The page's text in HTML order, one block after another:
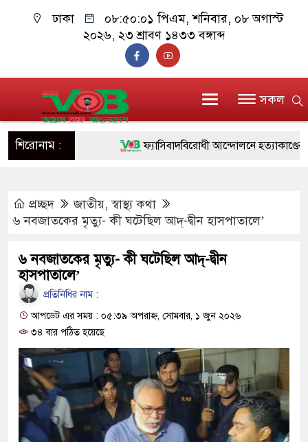
ঢাকা ০৮:৫০:০২ পিএম, শনিবার, ০৮ অগাস্ট
২০২৬, ২৩ শ্রাবণ ১৪৩৩ বঙ্গাব্দ
সকল
শিরোনাম : ফ্যাসিবাদবিরোধী আন্দোলনে হত্যাকাণ্ডের
মাননীয় প্রধানমন্ত্রী, মন্ত্রীবর্গ ও সরকারের
সিল-স্বাক্ষর জালিয়াতি চক্রের পাঁচ সদস্য
উদ্ধার
প্রধানমন্ত্রী
মিরপুর মডেল থানার অভিযানে ৯০ বোতল
মাদক কারবারি গ্রেফতার
২৮ লাখ টাকার জাল নোটসহ দুইজনকে
থানা পুলিশ
প্রচ্ছদ জাতীয়,স্বাস্থ্য কথা
৬ নবজাতকের মৃত্যু- কী ঘটেছিল আদ্‌-দ্বীন হাসপাতালে’
৬ নবজাতকের মৃত্যু- কী ঘটেছিল আদ্‌-দ্বীন
হাসপাতালে’
প্রতিনিধির নাম :
আপডেট এর সময় : ০৫:৩৯ অপরাহ্ন, সোমবার, ১ জুন ২০২৬
৩৪ বার পঠিত হয়েছে